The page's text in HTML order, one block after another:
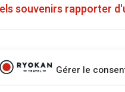
Gérer le
souvenirs rapporter